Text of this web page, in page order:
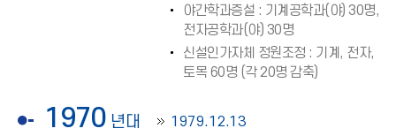
야간학과증설 : 기계공학과(야) 30명,
전자공학과(야) 30명
신설인가자체 정원조정 : 기계, 전자,
토목 60명 (각 20명 감축)
1970 년대
1979.12.13